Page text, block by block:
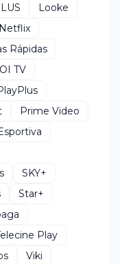
Looke
Netflix
Rápidas
OI TV
Prime Video
SKY+
Star+
Play
Viki